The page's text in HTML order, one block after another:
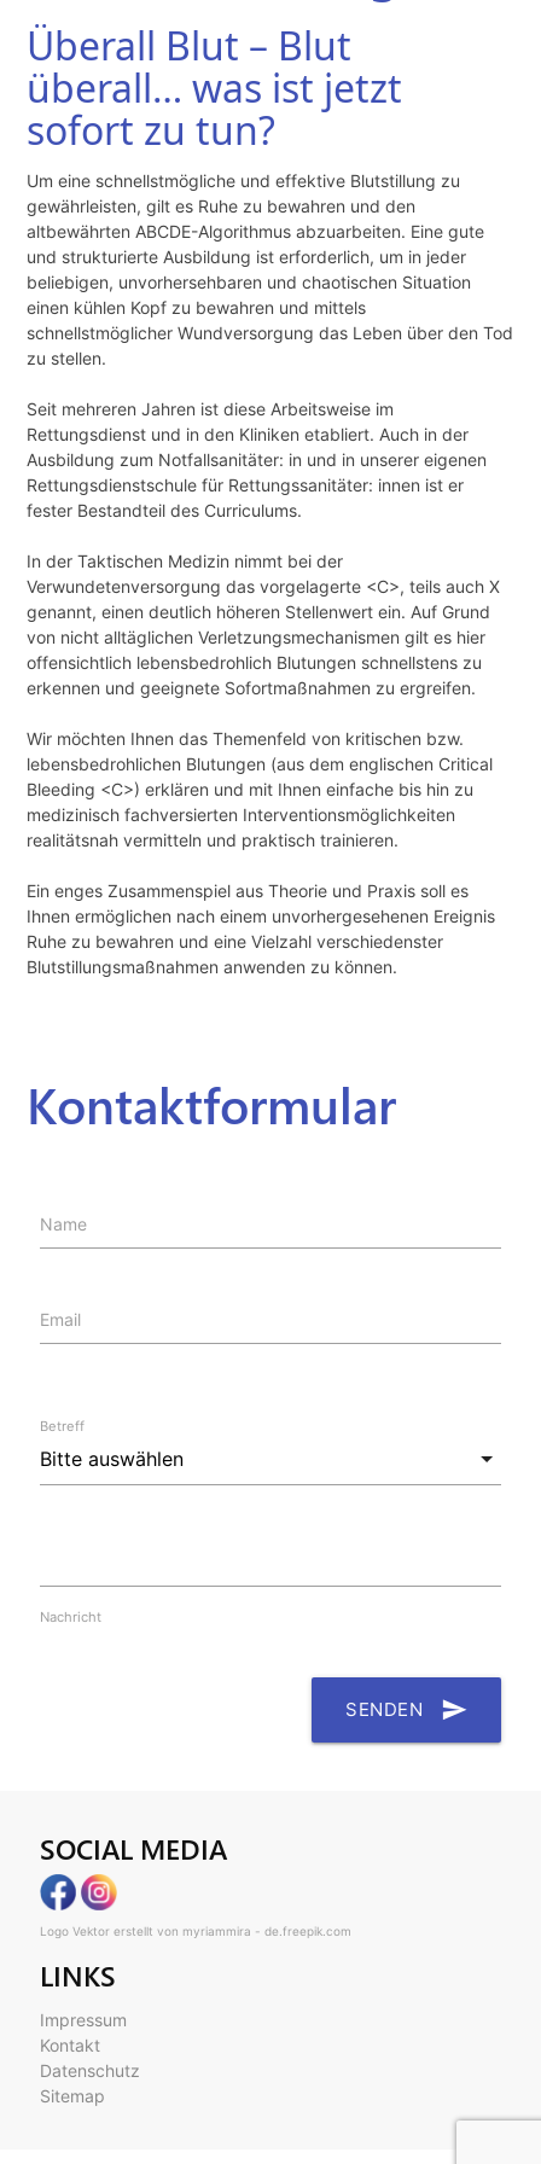
Überall Blut – Blut
überall… was ist jetzt
sofort zu tun?
Um eine schnellstmögliche und effektive Blutstillung zu
gewährleisten, gilt es Ruhe zu bewahren und den
altbewährtenABCDE-Algorithmus abzuarbeiten. Eine gute
und strukturierte Ausbildung ist erforderlich, um in jeder
beliebigen, unvorhersehbaren und chaotischen Situation
einen kühlen Kopf zu bewahren und mittels
schnellstmöglicher Wundversorgung das Leben über den Tod
zu stellen.
Seit mehreren Jahren ist diese Arbeitsweise im
Rettungsdienst und in den Kliniken etabliert. Auch in der
Ausbildung zum Notfallsanitäter: in und in unserer eigenen
Rettungsdienstschule für Rettungssanitäter: innen ist er
fester Bestandteil des Curriculums.
In der Taktischen Medizin nimmt bei der
Verwundetenversorgung das vorgelagerte <C>, teils auch X
genannt, einen deutlich höheren Stellenwert ein. Auf Grund
von nicht alltäglichen Verletzungsmechanismen gilt es hier
offensichtlich lebensbedrohlich Blutungen schnellstens zu
erkennen und geeignete Sofortmaßnahmen zu ergreifen.
Wir möchten Ihnen das Themenfeld von kritischen bzw.
lebensbedrohlichen Blutungen (aus dem englischen Critical
Bleeding <C>) erklären und mit Ihnen einfache bis hin zu
medizinisch fachversierten Interventionsmöglichkeiten
realitätsnah vermitteln und praktisch trainieren.
Ein enges Zusammenspiel aus Theorie und Praxis soll es
Ihnen ermöglichen nach einem unvorhergesehenen Ereignis
Ruhe zu bewahren und eine Vielzahl verschiedenster
Blutstillungsmaßnahmen anwenden zu können.
Kontaktformular
Name
Email
Betreff
Nachricht
send
SENDEN
SOCIAL MEDIA
Logo Vektor erstellt von myriammira - de.freepik.com
LINKS
Impressum
Kontakt
Datenschutz
Sitemap